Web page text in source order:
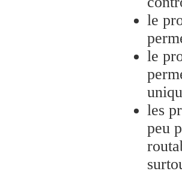
le
le
les
peu